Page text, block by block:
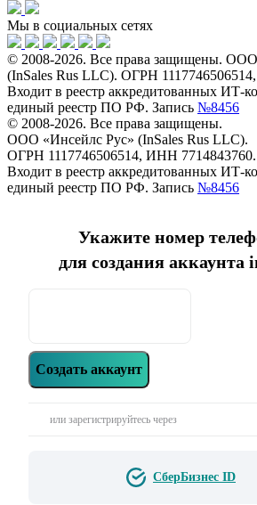
Мы в социальных сетях
© 2008-2026. Все права защищены.
(InSales Rus LLC). ОГРН
Входит в реестр аккредитованных ИТ-
единый реестр ПО РФ. Запись №8456
© 2008-2026. Все права защищены.
ООО «Инсейлс Рус» (InSales Rus LLC).
ОГРН 1117746506514, ИНН 7714843760.
Входит в реестр аккредитованных ИТ-
единый реестр ПО РФ. Запись №8456
Укажите номер
для создания аккаунта
Создать аккаунт
или зарегистрируйтесь через
СберБизнес ID